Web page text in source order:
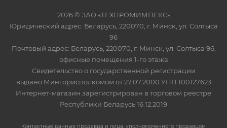
2026 © ЗАО «ТЕХПРОМИМПЕКС»
Юридический адрес: Беларусь, 220070, г. Минск, ул. Солтыса
96
Почтовый адрес: Беларусь, 220070, г. Минск, ул. Солтыса 96,
офисные помещения 1-го этажа
Свидетельство о государственной регистрации
выдано Мингорисполкомом от 27.07.2000 УНП 100127623
Интернет-магазин зарегистрирован в торговом реестре
Республики Беларусь 16.12.2019
Контактные данные продавца и лица, уполномоченного продавцом